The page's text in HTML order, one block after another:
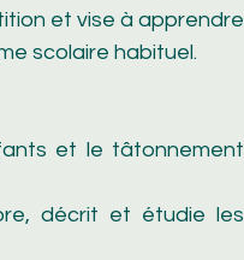
et vise à apprendre
scolaire habituel.
et le tâtonnement
décrit et étudie les